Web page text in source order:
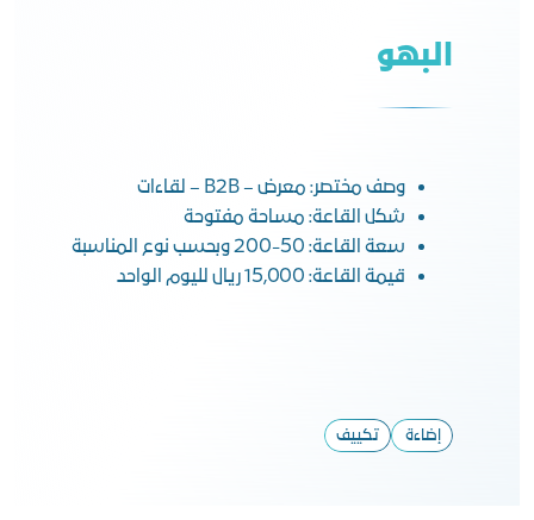
البهو
وصف مختصر: معرض – B2B – لقاءات
شكل القاعة: مساحة مفتوحة
سعة القاعة: 50-200 وبحسب نوع المناسبة
قيمة القاعة: 15,000 ريال لليوم الواحد
إضاءة تكييف